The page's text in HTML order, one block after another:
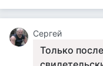
Сергей
Только